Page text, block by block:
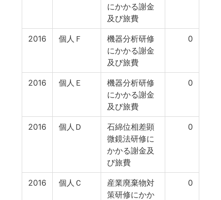
にかかる謝金
及び旅費
2016 個人Ｆ
機器分析研修
にかかる謝金
及び旅費
0
2016 個人Ｅ
機器分析研修
にかかる謝金
及び旅費
0
2016 個人Ｄ
石綿位相差顕
微鏡法研修に
かかる謝金及
び旅費
0
2016 個人Ｃ
産業廃棄物対
策研修にかか
0